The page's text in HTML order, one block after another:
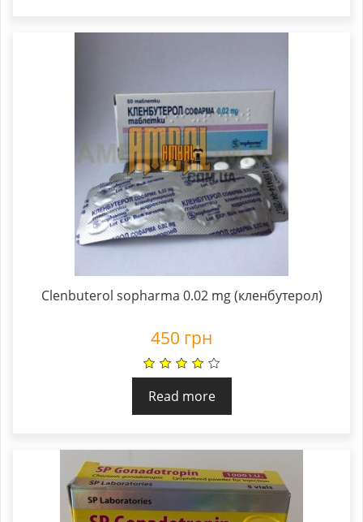
Clenbuterol sopharma 0.02 mg (кленбутерол)
450 грн
Read more